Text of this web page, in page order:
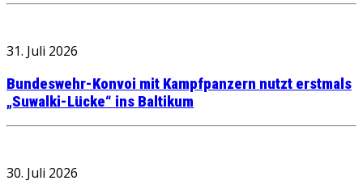
31. Juli 2026
Bundeswehr-Konvoi mit Kampfpanzern nutzt erstmals
„Suwalki-Lücke“ ins Baltikum
30. Juli 2026